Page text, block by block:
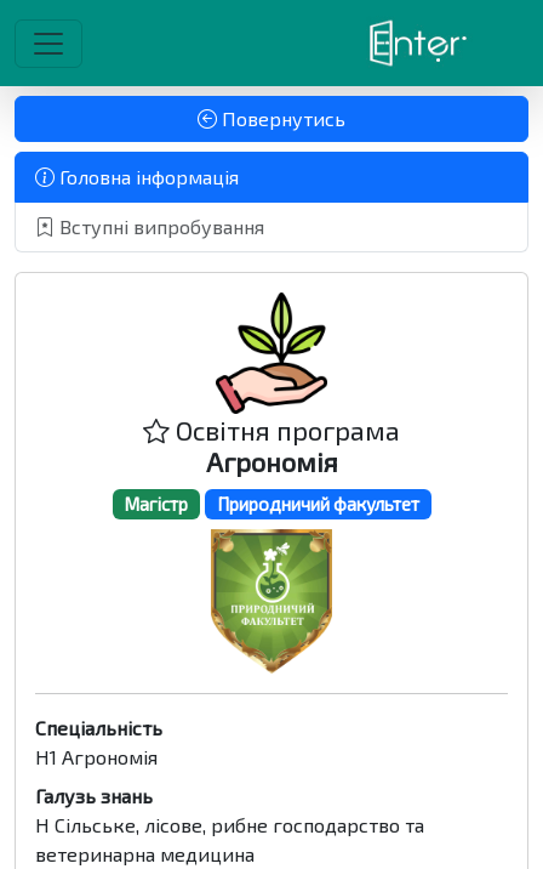
Повернутись
Головна інформація
Вступні випробування
Освітня програма
Агрономія
Магістр Природничий факультет
Спеціальність
H1 Агрономія
Галузь знань
H Сільське, лісове, рибне господарство та
ветеринарна медицина